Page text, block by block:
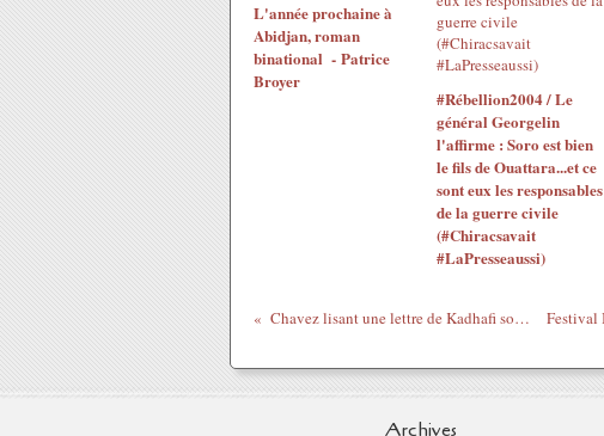
L'année prochaine à
Abidjan, roman
binational - Patrice
Broyer
#Rébellion2004 / Le
général Georgelin
l'affirme : Soro est bien
le fils de Ouattara...et ce
sont eux les responsables
de la guerre civile
(#Chiracsavait
#LaPresseaussi)
Chavez lisant une lettre de Kadhafi sous les bombes de Sarkozy et de l'OTAN
Archives